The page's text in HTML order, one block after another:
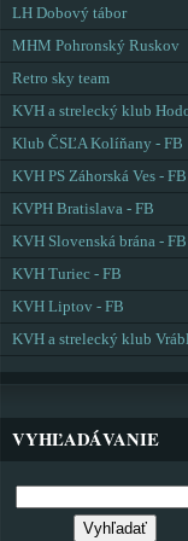
LH Dobový tábor
MHM Pohronský Ruskov
Retro sky team
KVH a strelecký klub
Klub ČSĽA Kolíňany - FB
KVH PS Záhorská Ves - FB
KVPH Bratislava - FB
KVH Slovenská brána - FB
KVH Turiec - FB
KVH Liptov - FB
KVH a strelecký klub
VYHĽADÁVANIE